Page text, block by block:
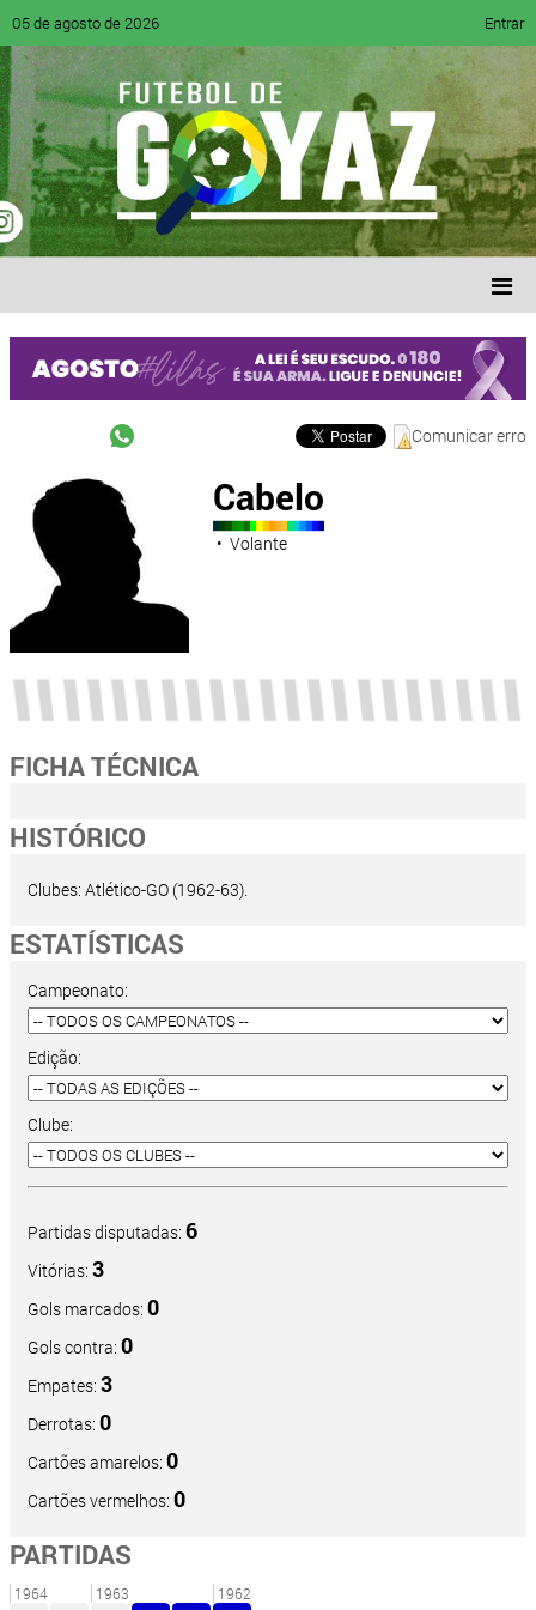
05 de agosto de 2026 Entrar
Comunicar erro
Cabelo
• Volante
FICHA TÉCNICA
HISTÓRICO
Clubes: Atlético-GO (1962-63).
ESTATÍSTICAS
Campeonato:
Edição:
Clube:
Partidas disputadas: 6
Vitórias: 3
Gols marcados: 0
Gols contra: 0
Empates: 3
Derrotas: 0
Cartões amarelos: 0
Cartões vermelhos: 0
PARTIDAS
1964 1963 1962